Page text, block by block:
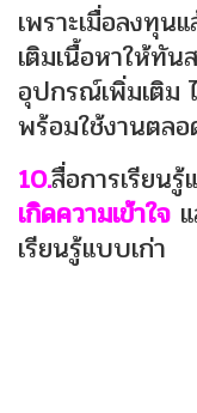
เพราะเมื่อลงทุน
เติมเนื้อหาให้ทั
อุปกรณ์เพิ่มเติม
พร้อมใช้งานตล
10.สื่อการเรียน
เกิดความเข้าใจ
เรียนรู้แบบเก่า